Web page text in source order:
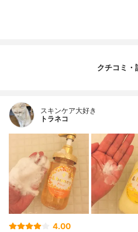
A、シア
スピノサ
リスチル
ポリクオ
酸、ソル
A-2Na、
エタノー
クチコミ・
スキンケア大好き
トラネコ
4.00